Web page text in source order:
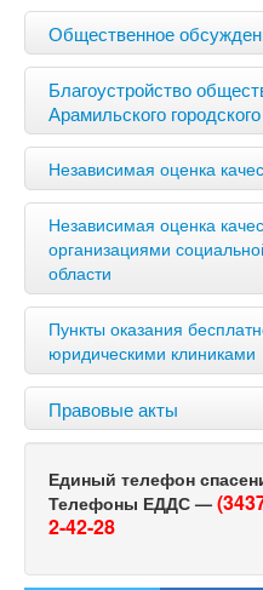
Общественное
Благоустройство
Арамильского
Независимая оценка
Независимая оценка
организациями
области
Пункты оказания
юридическими клиниками
Правовые акты
Единый телефон
Телефоны ЕДДС —
2-42-28